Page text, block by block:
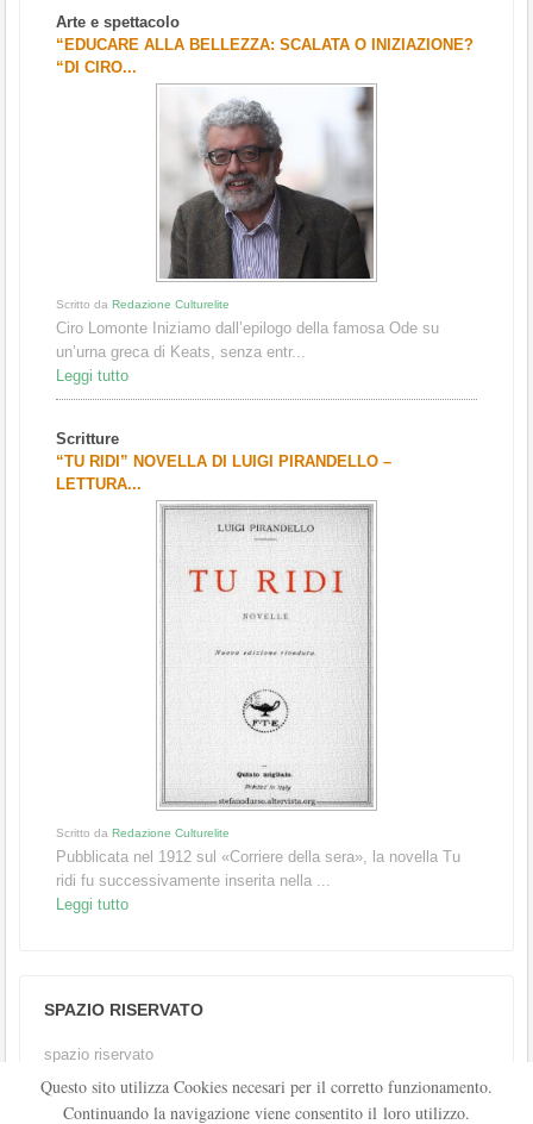
Arte e spettacolo
“EDUCARE ALLA BELLEZZA: SCALATA O INIZIAZIONE?
“DI CIRO...
Scritto da Redazione Culturelite
Ciro Lomonte Iniziamo dall’epilogo della famosa Ode su
un’urna greca di Keats, senza entr...
Leggi tutto
Scritture
“TU RIDI” NOVELLA DI LUIGI PIRANDELLO –
LETTURA...
Scritto da Redazione Culturelite
Pubblicata nel 1912 sul «Corriere della sera», la novella Tu
ridi fu successivamente inserita nella ...
Leggi tutto
SPAZIO RISERVATO
spazio riservato
Questo sito utilizza Cookies necesari per il corretto funzionamento.
Continuando la navigazione viene consentito il loro utilizzo.